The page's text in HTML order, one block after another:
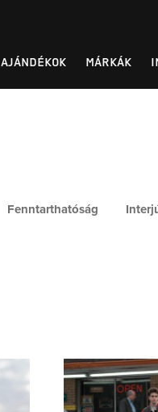
AJÁNDÉKOK MÁRKÁK
Fenntarthatóság